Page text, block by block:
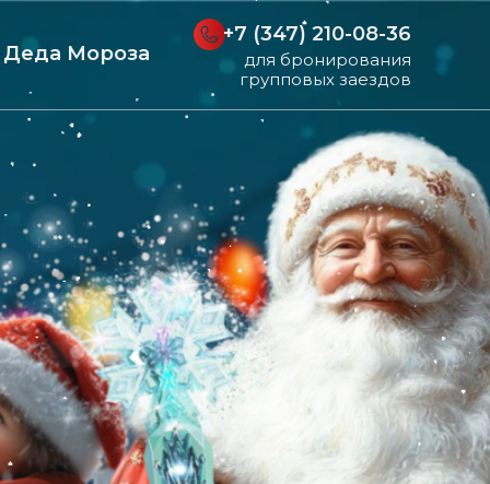
+7 (347) 210-08-36
для бронирования
групповых заездов
Деда Мороза